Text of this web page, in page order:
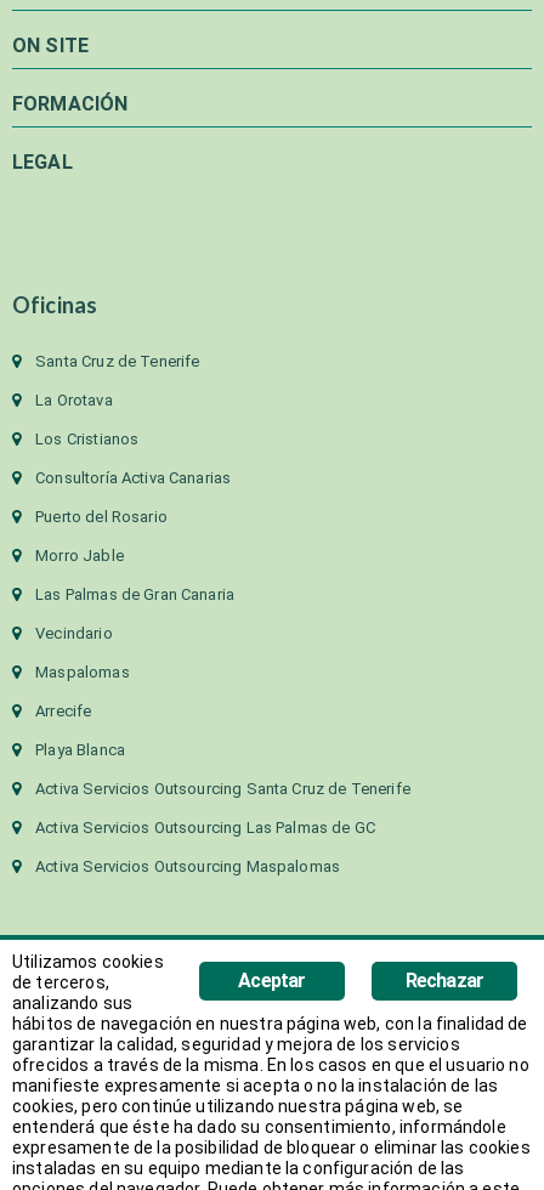
ON SITE
FORMACIÓN
LEGAL
Oficinas
Santa Cruz de Tenerife
La Orotava
Los Cristianos
Consultoría Activa Canarias
Puerto del Rosario
Morro Jable
Las Palmas de Gran Canaria
Vecindario
Maspalomas
Arrecife
Playa Blanca
Activa Servicios Outsourcing Santa Cruz de Tenerife
Activa Servicios Outsourcing Las Palmas de GC
Activa Servicios Outsourcing Maspalomas
Copyright 2018 Activa Canarias | Todos los derechos
reservados
Web desarrollada porAVANT
Rechazar
Aceptar
Utilizamos cookies
de terceros,
analizando sus
hábitos de navegación en nuestra página web, con la finalidad de
garantizar la calidad, seguridad y mejora de los servicios
ofrecidos a través de la misma. En los casos en que el usuario no
manifieste expresamente si acepta o no la instalación de las
cookies, pero continúe utilizando nuestra página web, se
entenderá que éste ha dado su consentimiento, informándole
expresamente de la posibilidad de bloquear o eliminar las cookies
instaladas en su equipo mediante la configuración de las